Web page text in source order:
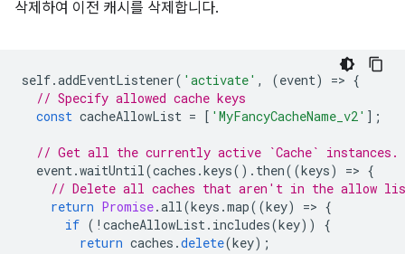
삭제하여 이전 캐시를 삭제합니다.
self.addEventListener( 'activate' , (event) => {
// Specify allowed cache keys
const cacheAllowList = [ 'MyFancyCacheName_v2' ];
// Get all the currently active `Cache` instances.
event.waitUntil(caches .keys(). then((keys) => {
// Delete all caches that aren't in the allow
return Promise.all(keys .map((key) => {
if ( ! cacheAllowList. includes(key))
{
return caches .delete(key);